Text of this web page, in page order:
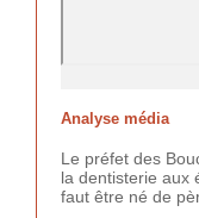
Analyse média
Le préfet des
la dentisterie aux
faut être né de